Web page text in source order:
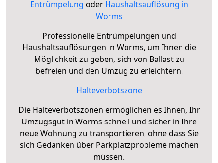
Entrümpelung oder Haushaltsauflösung in
Worms
Professionelle Entrümpelungen und
Haushaltsauflösungen in Worms, um Ihnen die
Möglichkeit zu geben, sich von Ballast zu
befreien und den Umzug zu erleichtern.
Halteverbotszone
Die Halteverbotszonen ermöglichen es Ihnen, Ihr
Umzugsgut in Worms schnell und sicher in Ihre
neue Wohnung zu transportieren, ohne dass Sie
sich Gedanken über Parkplatzprobleme machen
müssen.